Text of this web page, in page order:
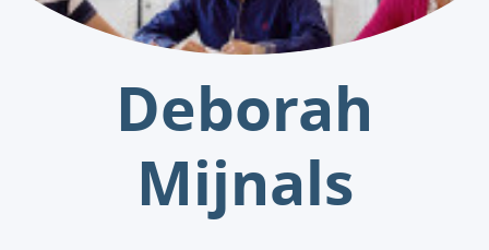
Deborah
Mijnals